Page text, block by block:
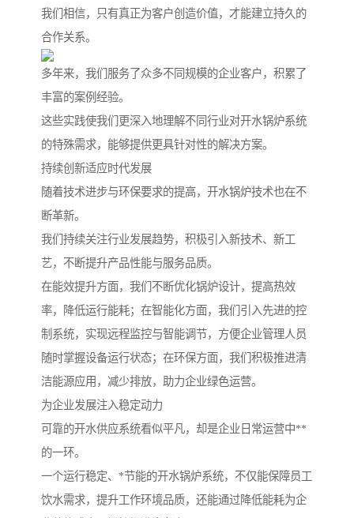
我们相信，只有真正为客户创造价值，才能建立持久的
合作关系。
多年来，我们服务了众多不同规模的企业客户，积累了
丰富的案例经验。
这些实践使我们更深入地理解不同行业对开水锅炉系统
的特殊需求，能够提供更具针对性的解决方案。
持续创新适应时代发展
随着技术进步与环保要求的提高，开水锅炉技术也在不
断革新。
我们持续关注行业发展趋势，积极引入新技术、新工
艺，不断提升产品性能与服务品质。
在能效提升方面，我们不断优化锅炉设计，提高热效
率，降低运行能耗；在智能化方面，我们引入先进的控
制系统，实现远程监控与智能调节，方便企业管理人员
随时掌握设备运行状态；在环保方面，我们积极推进清
洁能源应用，减少排放，助力企业绿色运营。
为企业发展注入稳定动力
可靠的开水供应系统看似平凡，却是企业日常运营中**
的一环。
一个运行稳定、*节能的开水锅炉系统，不仅能保障员工
饮水需求，提升工作环境品质，还能通过降低能耗为企